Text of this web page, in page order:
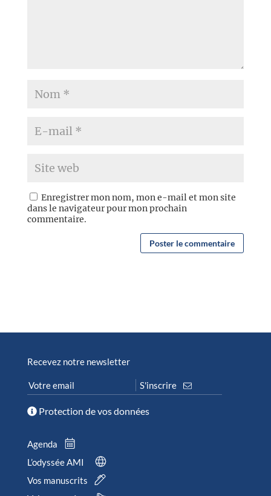
Enregistrer mon nom, mon e-mail et mon site
dans le navigateur pour mon prochain
commentaire.
Recevez notre newsletter
Protection de vos données
Agenda
L’odyssée AMI
Vos manuscrits